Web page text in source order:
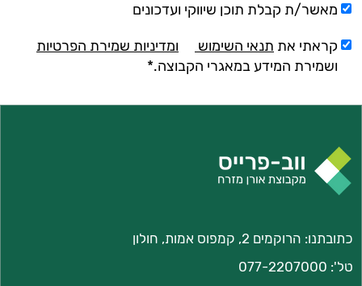
מאשר/ת קבלת תוכן שיווקי ועדכונים
קראתי את תנאי השימוש
ומדיניות שמירת הפרטיות
ושמירת המידע במאגרי הקבוצה.*
כתובתנו: הרוקמים 2, קמפוס אמות, חולון
טל': 077-2207000